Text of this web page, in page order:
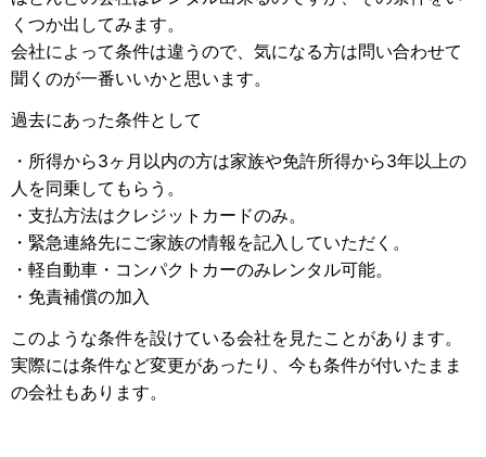
くつか出してみます。
会社によって条件は違うので、気になる方は問い合わせて
聞くのが一番いいかと思います。
過去にあった条件として
・所得から3ヶ月以内の方は家族や免許所得から3年以上の
人を同乗してもらう。
・支払方法はクレジットカードのみ。
・緊急連絡先にご家族の情報を記入していただく。
・軽自動車・コンパクトカーのみレンタル可能。
・免責補償の加入
このような条件を設けている会社を見たことがあります。
実際には条件など変更があったり、今も条件が付いたまま
の会社もあります。